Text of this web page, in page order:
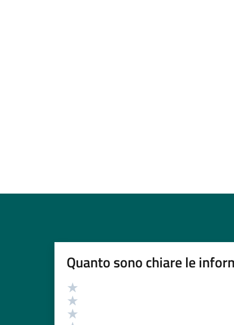
Quanto sono chiare le
Valutazione